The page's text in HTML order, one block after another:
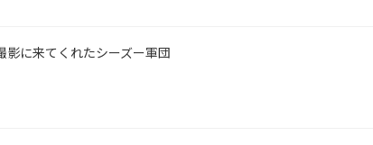
に来てくれたシーズー軍団